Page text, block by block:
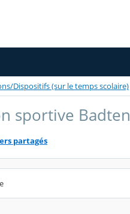
Dispositifs (sur le temps scolaire)
sportive Badten
partagés